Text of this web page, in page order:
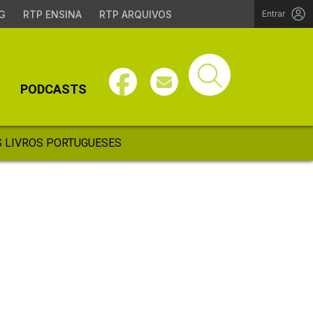
RTP ENSINA RTP ARQUIVOS Entrar
PODCASTS
LIVROS PORTUGUESES